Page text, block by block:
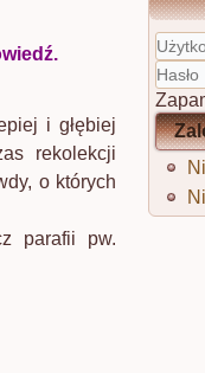
i głębiej
rekolekcji
o których
parafii pw.
Hasło